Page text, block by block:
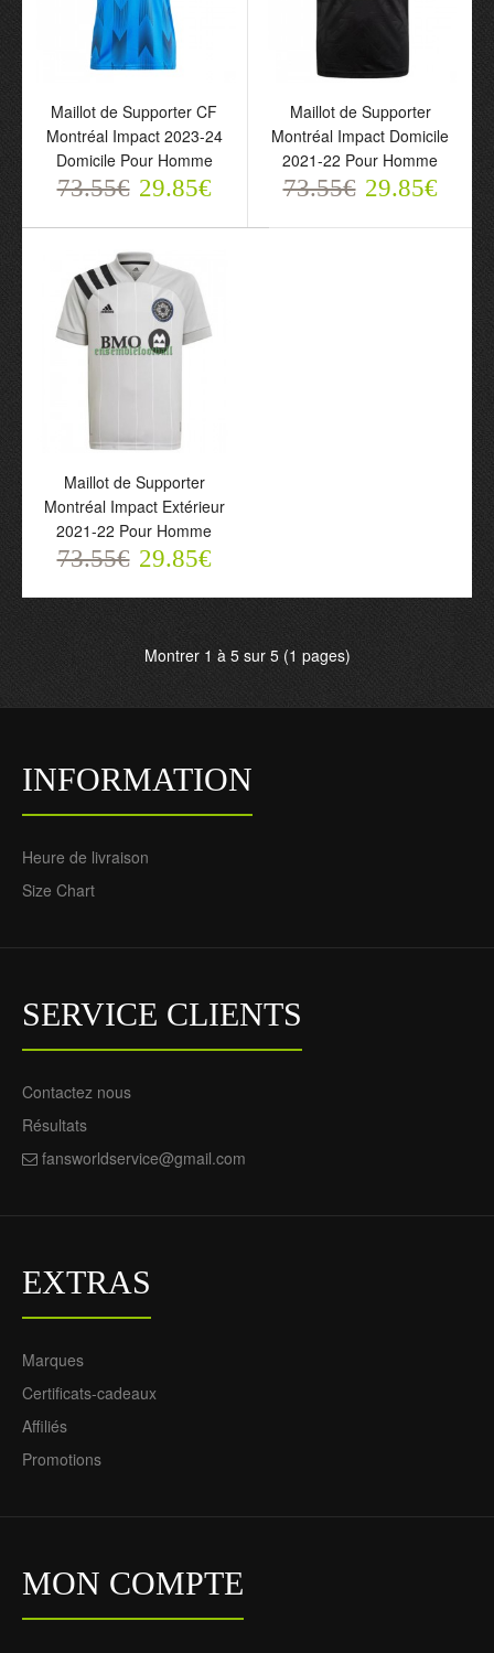
Maillot de Supporter CF
Montréal Impact 2023-24
Domicile Pour Homme
73.55€ 29.85€
Maillot de Supporter
Montréal Impact Domicile
2021-22 Pour Homme
73.55€ 29.85€
Maillot de Supporter
Montréal Impact Extérieur
2021-22 Pour Homme
Maillot de Supporter CF
Montréal Impact 2023-24
Domicile Pour Homme
73.55€ 29.85€
Maillot de Supporter
Montréal Impact Domicile
2021-22 Pour Homme
73.55€ 29.85€
Maillot de Supporter
Montréal Impact Extérieur
2021-22 Pour Homme
73.55€ 29.85€
Montrer 1 à 5 sur 5 (1 pages)
INFORMATION
Heure de livraison
Size Chart
SERVICE CLIENTS
Contactez nous
Résultats
fansworldservice@gmail.com
EXTRAS
Marques
Certificats-cadeaux
Affiliés
Promotions
MON COMPTE